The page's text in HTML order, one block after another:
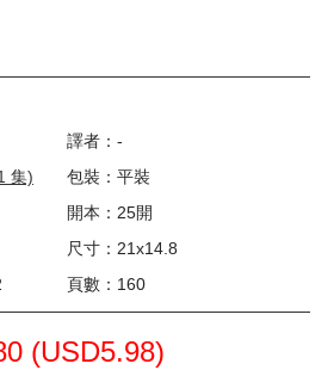
譯者：-
集)
包裝：平裝
開本：25開
尺寸：21x14.8
頁數：160
(USD5.98)